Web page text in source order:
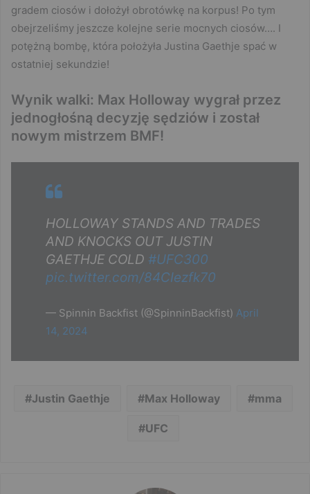
gradem ciosów i dołożył obrotówkę na korpus! Po tym
obejrzeliśmy jeszcze kolejne serie mocnych ciosów…. I
potężną bombę, która położyła Justina Gaethje spać w
ostatniej sekundzie!
Wynik walki: Max Holloway wygrał przez
jednogłośną decyzję sędziów i został
nowym mistrzem BMF!
HOLLOWAY STANDS AND TRADES
AND KNOCKS OUT JUSTIN
GAETHJE COLD #UFC300
pic.twitter.com/84CIezfk70
— Spinnin Backfist (@SpinninBackfist) April
14, 2024
Justin Gaethje Max Holloway mma
UFC